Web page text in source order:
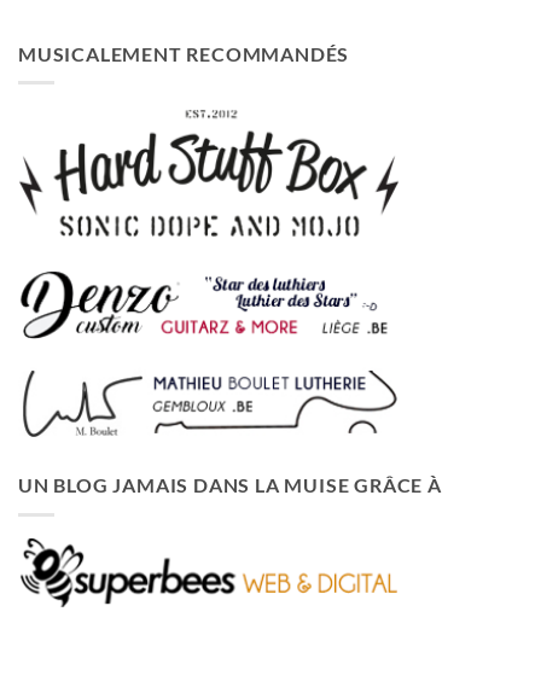
MUSICALEMENT RECOMMANDÉS
UN BLOG JAMAIS DANS LA MUISE GRÂCE À